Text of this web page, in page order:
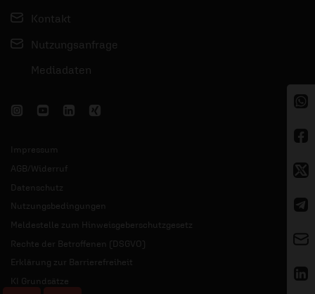
Kontakt
Nutzungsanfrage
Mediadaten
Impressum
AGB/Widerruf
Datenschutz
Nutzungsbedingungen
Meldestelle zum Hinweisgeberschutzgesetz
Rechte der Betroffenen (DSGVO)
Erklärung zur Barrierefreiheit
KI Grundsätze